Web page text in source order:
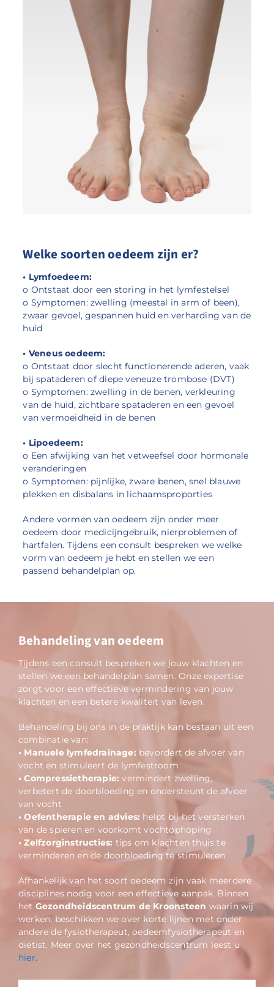
Welke soorten oedeem zijn er?
• Lymfoedeem:
o Ontstaat door een storing in het lymfestelsel
o Symptomen: zwelling (meestal in arm of been),
zwaar gevoel, gespannen huid en verharding van de
huid
• Veneus oedeem:
o Ontstaat door slecht functionerende aderen, vaak
bij spataderen of diepe veneuze trombose (DVT)
o Symptomen: zwelling in de benen, verkleuring
van de huid, zichtbare spataderen en een gevoel
van vermoeidheid in de benen
• Lipoedeem:
o Een afwijking van het vetweefsel door hormonale
veranderingen
o Symptomen: pijnlijke, zware benen, snel blauwe
plekken en disbalans in lichaamsproporties
Andere vormen van oedeem zijn onder meer
oedeem door medicijngebruik, nierproblemen of
hartfalen. Tijdens een consult bespreken we welke
vorm van oedeem je hebt en stellen we een
passend behandelplan op.
Behandeling van oedeem
Tijdens een consult bespreken we jouw klachten en
stellen we een behandelplan samen. Onze expertise
zorgt voor een effectieve vermindering van jouw
klachten en een betere kwaliteit van leven.
Behandeling bij ons in de praktijk kan bestaan uit een
combinatie van:
• Manuele lymfedrainage: bevordert de afvoer van
vocht en stimuleert de lymfestroom
• Compressietherapie: vermindert zwelling,
verbetert de doorbloeding en ondersteunt de afvoer
van vocht
• Oefentherapie en advies: helpt bij het versterken
van de spieren en voorkomt vochtophoping
• Zelfzorginstructies: tips om klachten thuis te
verminderen en de doorbloeding te stimuleren
Afhankelijk van het soort oedeem zijn vaak meerdere
disciplines nodig voor een effectieve aanpak. Binnen
het Gezondheidscentrum de Kroonsteen waarin wij
werken, beschikken we over korte lijnen met onder
andere de fysiotherapeut, oedeemfysiotherapeut en
diëtist. Meer over het gezondheidscentrum leest u
hier.